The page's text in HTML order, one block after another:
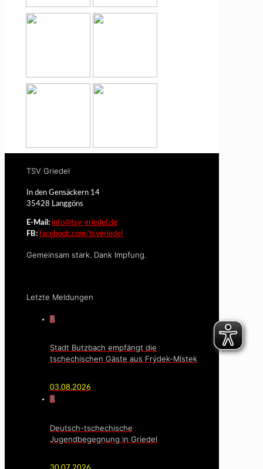
TSV Griedel
In den Gensäckern 14
35428 Langgöns
E-Mail: info@tsv-griedel.de
FB: facebook.com/tsvgriedel
Gemeinsam stark. Dank Impfung.
Letzte Meldungen
0
Stadt Butzbach empfängt die
tschechischen Gäste aus Frýdek-Místek
03.08.2026
0
Deutsch-tschechische
Jugendbegegnung in Griedel